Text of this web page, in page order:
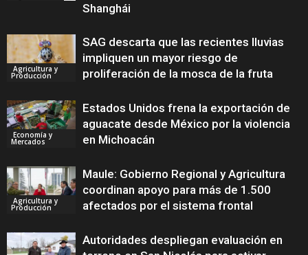
Shanghái
Agricultura y
Producción
SAG descarta que las recientes lluvias
impliquen un mayor riesgo de
proliferación de la mosca de la fruta
Economía y
Mercados
Estados Unidos frena la exportación de
aguacate desde México por la violencia
en Michoacán
Agricultura y
Producción
Maule: Gobierno Regional y Agricultura
coordinan apoyo para más de 1.500
afectados por el sistema frontal
Autoridades despliegan evaluación en